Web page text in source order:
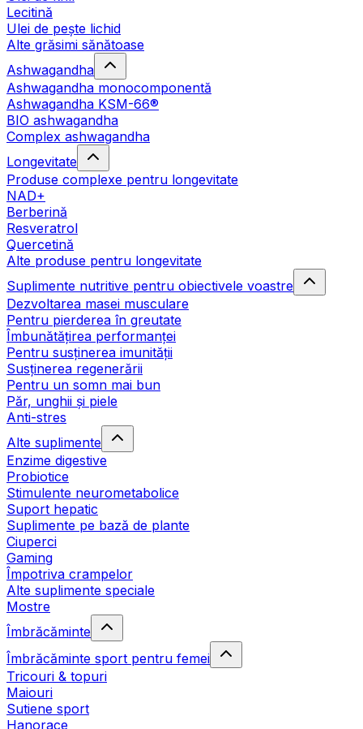
Lecitină
Ulei de pește lichid
Alte grăsimi sănătoase
Ashwagandha
Ashwagandha monocomponentă
Ashwagandha KSM-66®
BIO ashwagandha
Complex ashwagandha
Longevitate
Produse complexe pentru longevitate
NAD+
Berberină
Resveratrol
Quercetină
Alte produse pentru longevitate
Suplimente nutritive pentru obiectivele voastre
Dezvoltarea masei musculare
Pentru pierderea în greutate
Îmbunătățirea performanței
Pentru susținerea imunității
Susținerea regenerării
Pentru un somn mai bun
Păr, unghii și piele
Anti-stres
Alte suplimente
Enzime digestive
Probiotice
Stimulente neurometabolice
Suport hepatic
Suplimente pe bază de plante
Ciuperci
Gaming
Împotriva crampelor
Alte suplimente speciale
Mostre
Îmbrăcăminte
Îmbrăcăminte sport pentru femei
Tricouri & topuri
Maiouri
Sutiene sport
Hanorace